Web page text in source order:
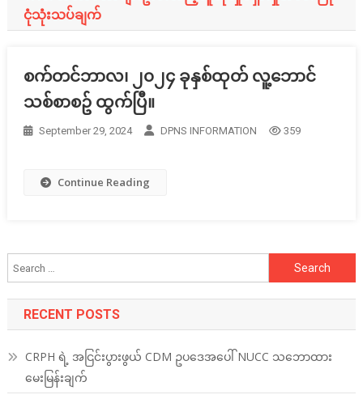
ငုံသုံးသပ်ချက်
စက်တင်ဘာလ၊ ၂၀၂၄ ခုနှစ်ထုတ် လူ့ဘောင်
သစ်စာစဥ် ထွက်ပြီ။
September 29, 2024 DPNS INFORMATION 359
Continue Reading
Search
for:
RECENT POSTS
CRPH ရဲ့ အငြင်းပွားဖွယ် CDM ဥပဒေအပေါ် NUCC သဘောထား
မေးမြန်းချက်